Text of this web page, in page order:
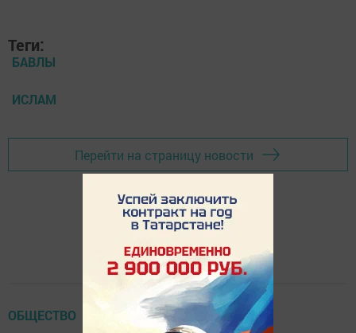
Теги:
БАВЛЫ
ИСЛАМ
Перейти на страницу новости
ОБЩЕСТВО